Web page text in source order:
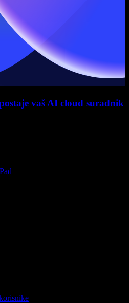
vaš AI cloud suradnik